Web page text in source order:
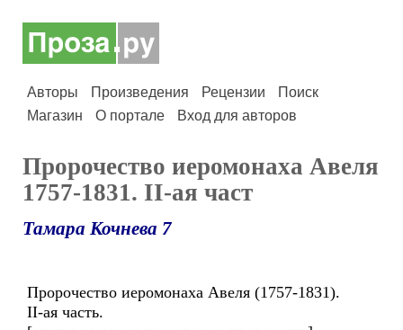
Авторы Произведения Рецензии
Поиск
Магазин
О портале Вход для авторов
Пророчество иеромонаха Авеля
1757-1831. II-ая част
Тамара Кочнева 7
Пророчество иеромонаха Авеля (1757-1831).
II-ая часть.